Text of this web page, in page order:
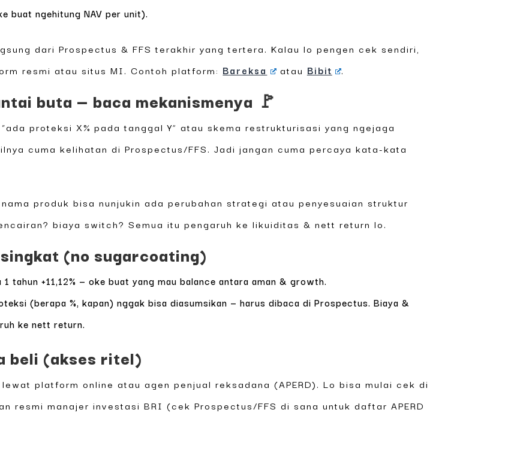
buat ngehitung NAV per unit).
dari Prospectus & FFS terakhir yang tertera. Kalau lo pengen cek sendiri,
resmi atau situs MI. Contoh platform: Bareksa atau Bibit .
buta — baca mekanismenya 🚩
proteksi X% pada tanggal Y” atau skema restrukturisasi yang ngejaga
cuma kelihatan di Prospectus/FFS. Jadi jangan cuma percaya kata-kata
produk bisa nunjukin ada perubahan strategi atau penyesuaian struktur
biaya switch? Semua itu pengaruh ke likuiditas & nett return lo.
(no sugarcoating)
1 tahun +11,12% — oke buat yang mau balance antara aman & growth.
(berapa %, kapan) nggak bisa diasumsikan — harus dibaca di Prospectus. Biaya &
ke nett return.
beli (akses ritel)
platform online atau agen penjual reksadana (APERD). Lo bisa mulai cek di
resmi manajer investasi BRI (cek Prospectus/FFS di sana untuk daftar APERD